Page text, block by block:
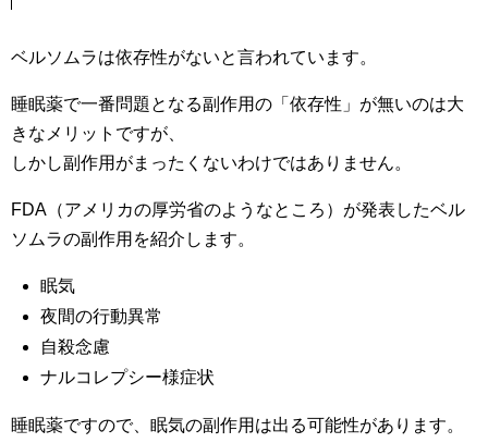
ベルソムラは依存性がないと言われています。
睡眠薬で一番問題となる副作用の「依存性」が無いのは大
きなメリットですが、
しかし副作用がまったくないわけではありません。
FDA（アメリカの厚労省のようなところ）が発表したベル
ソムラの副作用を紹介します。
眠気
夜間の行動異常
自殺念慮
ナルコレプシー様症状
睡眠薬ですので、眠気の副作用は出る可能性があります。